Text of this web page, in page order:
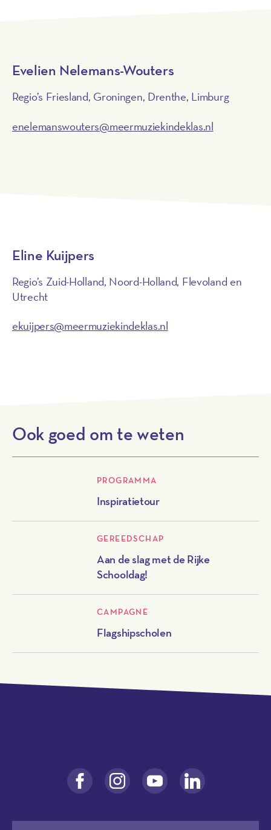
Evelien Nelemans-Wouters
Regio’s Friesland, Groningen, Drenthe, Limburg
enelemanswouters@meermuziekindeklas.nl
Eline Kuijpers
Regio’s Zuid-Holland, Noord-Holland, Flevoland en
Utrecht
ekuijpers@meermuziekindeklas.nl
Ook goed om te weten
PROGRAMMA
Inspiratietour
GEREEDSCHAP
Aan de slag met de Rijke
Schooldag!
CAMPAGNE
Flagshipscholen